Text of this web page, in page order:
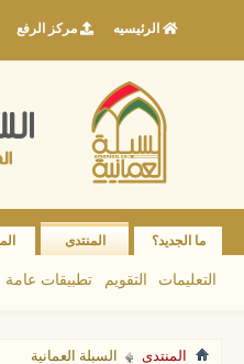
الرئيسيه مركز الرفع
ما الجديد؟ المنتدى
التعليمات التقويم تطبيقات عامة
المنتدى السبلة العمانية